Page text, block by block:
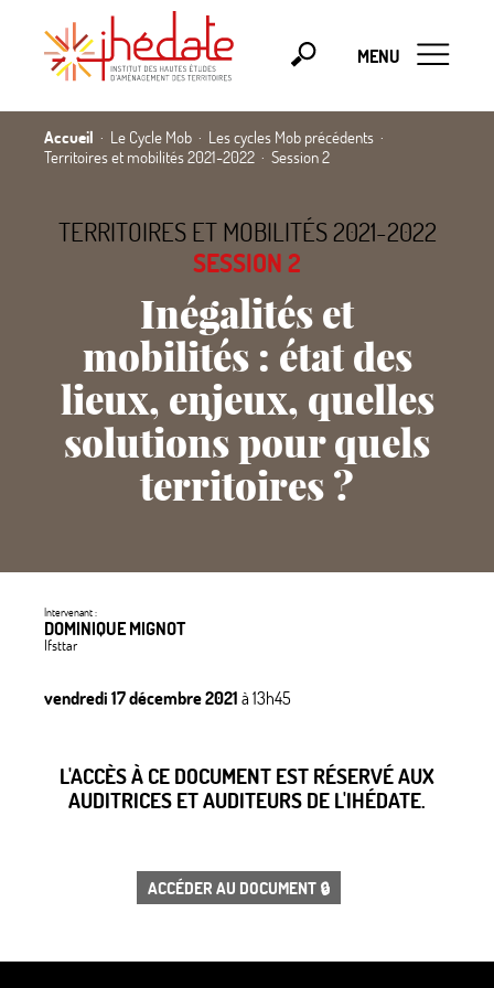
MENU
Accueil Le Cycle Mob
Les cycles Mob précédents
Territoires et mobilités 2021-2022
Session 2
TERRITOIRES ET MOBILITÉS 2021-2022
SESSION 2
Inégalités et
mobilités : état des
lieux, enjeux, quelles
solutions pour quels
territoires?
Intervenant :
DOMINIQUE MIGNOT
Ifsttar
vendredi 17 décembre 2021à 13h45
L'ACCÈS À CE DOCUMENT EST RÉSERVÉ AUX
AUDITRICES ET AUDITEURS DE L'IHÉDATE.
ACCÉDER AU DOCUMENT 🔒